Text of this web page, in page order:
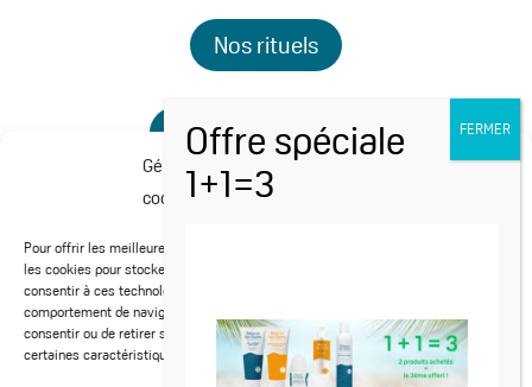
Gérer le consentement aux
cookies
Pour offrir les meilleures expériences, nous utilisons des technologies telles que
les cookies pour stocker et/ou accéder aux informations des appareils. Le fait de
consentir à ces technologies nous permettra de traiter des données telles que le
comportement de navigation ou les ID uniques sur ce site. Le fait de ne pas
consentir ou de retirer son consentement peut avoir un effet négatif sur
certaines caractéristiques et fonctions.
Nos rituels
Minceur & fermeté
Les offres spéciales